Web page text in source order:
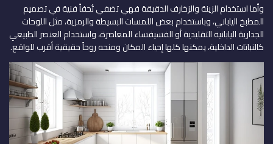
وأما استخدام الزينة والزخارف الدقيقة فهي تضفي تُحفاً فنية في تصميم
المطبخ الياباني، وباستخدام بعض اللمسات البسيطة والرمزية، مثل اللوحات
الجدارية اليابانية التقليدية أو الفسيفساء المعاصرة، واستخدام العنصر الطبيعي
كالنباتات الداخلية، يمكنها كلها إحياء المكان ومنحه روحاً حقيقية أقرب للواقع.